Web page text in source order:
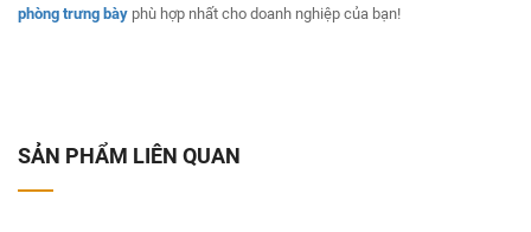
phòng trưng bày phù hợp nhất cho doanh nghiệp của bạn!
SẢN PHẨM LIÊN QUAN